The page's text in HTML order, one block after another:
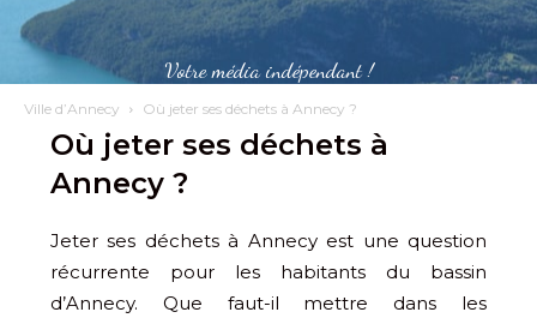
Votre média indépendant !
Ville d’Annecy Où jeter ses déchets à Annecy ?
Où jeter ses déchets à
Annecy ?
Jeter ses déchets à Annecy est une question
récurrente pour les habitants du bassin
d’Annecy. Que faut-il mettre dans les